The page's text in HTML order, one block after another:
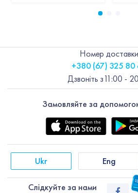
Замовляйте за
Слiдкуйте за нами
Ukr Eng
Номер доставки
+380 (67) 325 80
Дзвоніть з11:00 -